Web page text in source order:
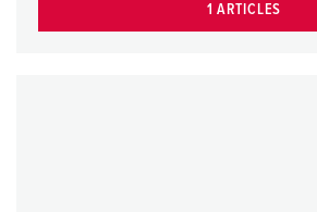
1 ARTICLES